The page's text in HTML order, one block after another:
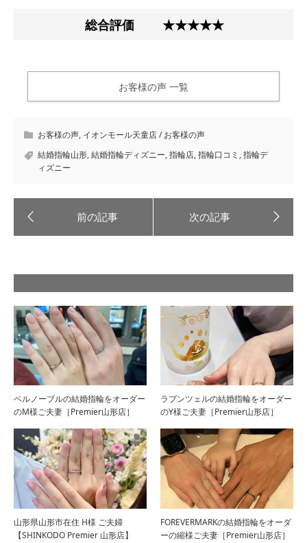
総合評価★★★★★
お客様の声 一覧
お客様の声, イオンモール天童店 / お客様の声
結婚指輪山形,結婚指輪ディズニー,指輪店,指輪口コミ ,指輪デ
ィズニー
ベルノーブルの結婚指輪をオーダー
のM様ご夫妻［Premier山形店］
ラプンツェルの結婚指輪をオーダー
のY様ご夫妻［Premier山形店］
山形県山形市在住 H様 ご夫婦
【SHINKODO Premier 山形店】
FOREVERMARKの結婚指輪をオーダ
ーの縮様ご夫妻［Premier山形店］